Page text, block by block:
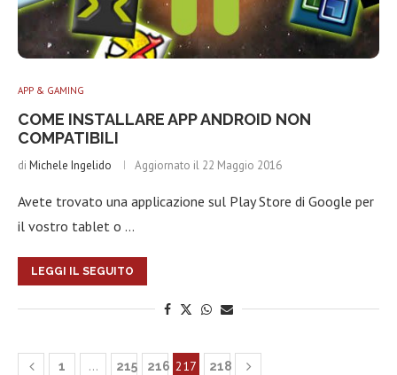
APP & GAMING
COME INSTALLARE APP ANDROID NON
COMPATIBILI
di Michele Ingelido Aggiornato il 22 Maggio 2016
Avete trovato una applicazione sul Play Store di Google per
il vostro tablet o …
LEGGI IL SEGUITO
1 … 215 216 217 218